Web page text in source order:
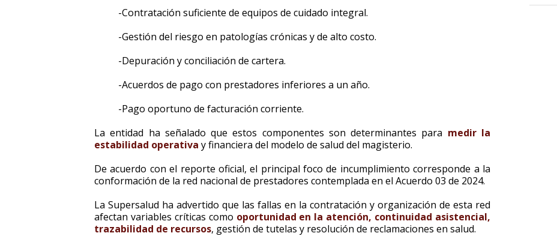
-Contratación suficiente de equipos de cuidado integral.
-Gestión del riesgo en patologías crónicas y de alto costo.
-Depuración y conciliación de cartera.
-Acuerdos de pago con prestadores inferiores a un año.
-Pago oportuno de facturación corriente.
La entidad ha señalado que estos componentes son determinantes para medir la
estabilidad operativa y financiera del modelo de salud del magisterio.
De acuerdo con el reporte oficial, el principal foco de incumplimiento corresponde a la
conformación de la red nacional de prestadores contemplada en el Acuerdo 03 de 2024.
La Supersalud ha advertido que las fallas en la contratación y organización de esta red
afectan variables críticas como oportunidad en la atención, continuidad asistencial,
trazabilidad de recursos, gestión de tutelas y resolución de reclamaciones en salud.